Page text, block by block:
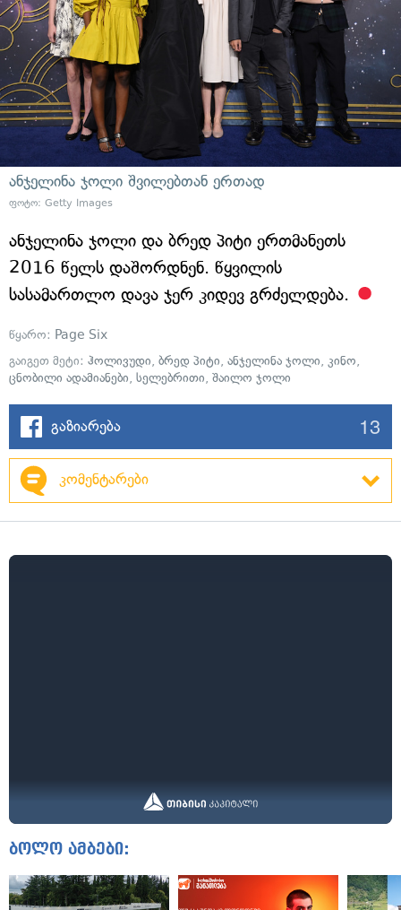
ანჯელინა ჯოლი შვილებთან ერთად
ფოტო: Getty Images
ანჯელინა ჯოლი და ბრედ პიტი ერთმანეთს
2016 წელს დაშორდნენ. წყვილის
სასამართლო დავა ჯერ კიდევ გრძელდება.
წყარო: Page Six
გაიგეთ მეტი: ჰოლივუდი, ბრედ პიტი, ანჯელინა ჯოლი, კინო,
ცნობილი ადამიანები, სელებრითი, შაილო ჯოლი
გაზიარება 13
კომენტარები
ბოლო ამბები: